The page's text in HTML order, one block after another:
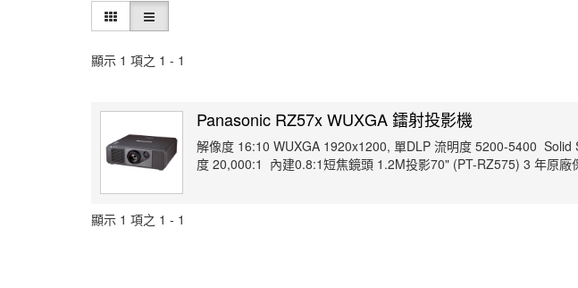
顯示 1 項之 1 - 1
Panasonic RZ57x WUXGA 鐳射投影機
解像度 16:10 WUXGA 1920x1200, 單DLP 流明度 5200-5400
度 20,000:1 內建0.8:1短焦鏡頭 1.2M投影70" (PT-RZ575) 3 年原廠
顯示 1 項之 1 - 1